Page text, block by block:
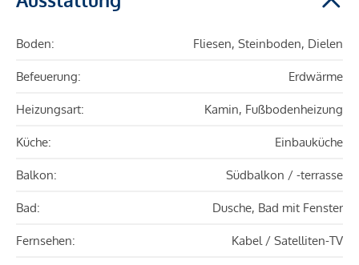
Boden: Fliesen, Steinboden, Dielen
Befeuerung: Erdwärme
Heizungsart: Kamin, Fußbodenheizung
Küche: Einbauküche
Balkon: Südbalkon / -terrasse
Bad: Dusche, Bad mit Fenster
Fernsehen: Kabel / Satelliten-TV